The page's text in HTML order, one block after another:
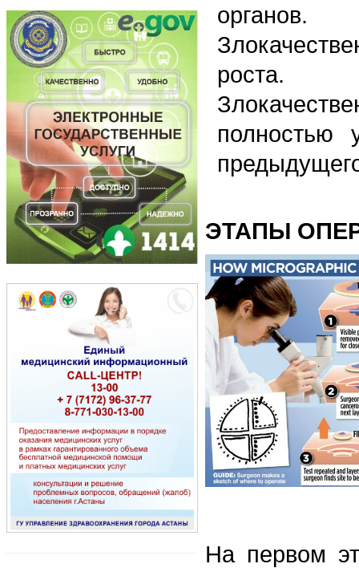
органов.
роста.
полностью
ЭТАПЫ
На первом